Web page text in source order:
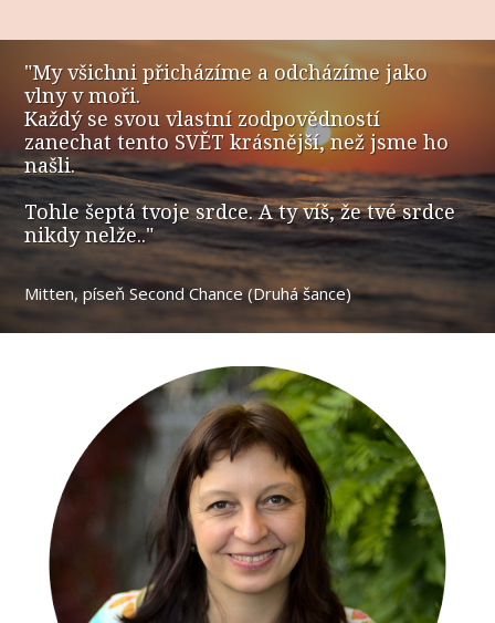
"My všichni přicházíme a odcházíme jako
vlny v moři.
Každý se svou vlastní zodpovědností
zanechat tento SVĚT krásnější, než jsme ho
našli.
Tohle šeptá tvoje srdce. A ty víš, že tvé srdce
nikdy nelže.."
Mitten, píseň Second Chance (Druhá šance)